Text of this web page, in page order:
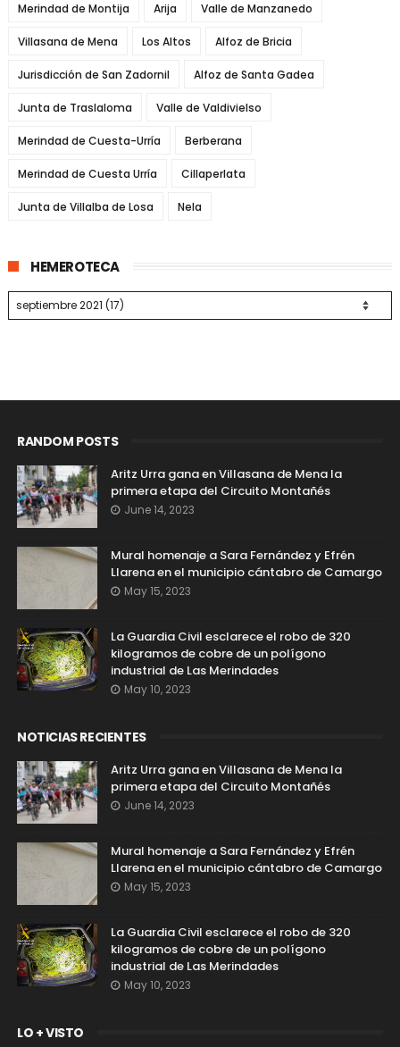
Merindad de Montija Arija Valle de Manzanedo
Villasana de Mena Los Altos Alfoz de Bricia
Jurisdicción de San Zadornil Alfoz de Santa Gadea
Junta de Traslaloma Valle de Valdivielso
Merindad de Cuesta-Urría Berberana
Merindad de Cuesta Urría Cillaperlata
Junta de Villalba de Losa Nela
HEMEROTECA
RANDOM POSTS
Aritz Urra gana en Villasana de Mena la
primera etapa del Circuito Montañés
June 14, 2023
Mural homenaje a Sara Fernández y Efrén
Llarena en el municipio cántabro de Camargo
May 15, 2023
La Guardia Civil esclarece el robo de 320
kilogramos de cobre de un polígono
industrial de Las Merindades
May 10, 2023
NOTICIAS RECIENTES
Aritz Urra gana en Villasana de Mena la
primera etapa del Circuito Montañés
June 14, 2023
Mural homenaje a Sara Fernández y Efrén
Llarena en el municipio cántabro de Camargo
May 15, 2023
La Guardia Civil esclarece el robo de 320
kilogramos de cobre de un polígono
industrial de Las Merindades
May 10, 2023
LO + VISTO